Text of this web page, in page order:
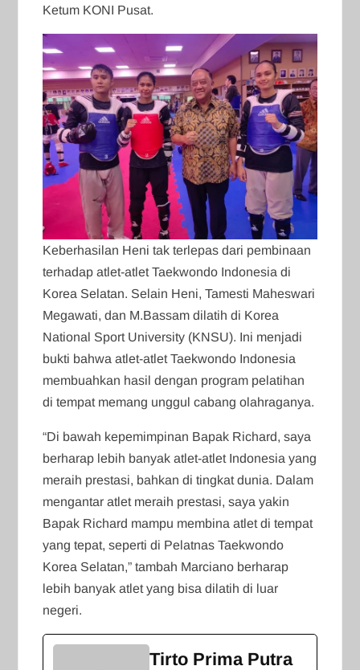
Ketum KONI Pusat.
Keberhasilan Heni tak terlepas dari pembinaan
terhadap atlet-atlet Taekwondo Indonesia di
Korea Selatan. Selain Heni, Tamesti Maheswari
Megawati, dan M.Bassam dilatih di Korea
National Sport University (KNSU). Ini menjadi
bukti bahwa atlet-atlet Taekwondo Indonesia
membuahkan hasil dengan program pelatihan
di tempat memang unggul cabang olahraganya.
“Di bawah kepemimpinan Bapak Richard, saya
berharap lebih banyak atlet-atlet Indonesia yang
meraih prestasi, bahkan di tingkat dunia. Dalam
mengantar atlet meraih prestasi, saya yakin
Bapak Richard mampu membina atlet di tempat
yang tepat, seperti di Pelatnas Taekwondo
Korea Selatan,” tambah Marciano berharap
lebih banyak atlet yang bisa dilatih di luar
negeri.
Tirto Prima Putra